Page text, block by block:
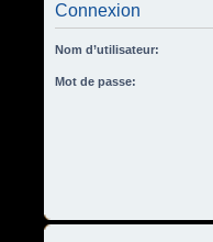
Connexion
Nom d’utilisateur:
Mot de passe: